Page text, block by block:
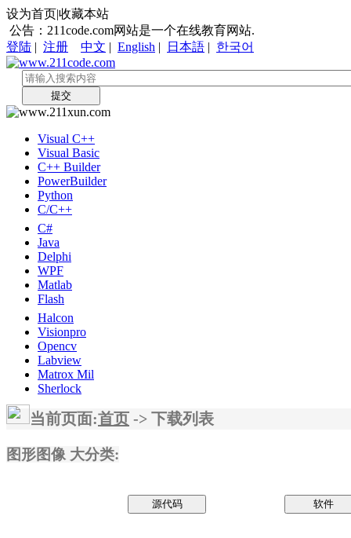
设为首页|收藏本站
公告：211code.com网站是一个在线教育网站.
登陆 | 注册 中文 | English | 日本語 | 한국어
提交
Visual C++
Visual Basic
C++ Builder
PowerBuilder
Python
C/C++
C#
Java
Delphi
WPF
Matlab
Flash
Halcon
Visionpro
Opencv
Labview
Matrox Mil
Sherlock
当前页面:首页 -> 下载列表
图形图像 大分类:
源代码 软件